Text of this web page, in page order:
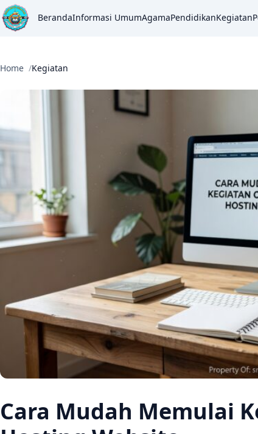
BerandaInformasi UmumAgamaPendidikanKegiatan
Home Kegiatan
Cara Mudah Memulai